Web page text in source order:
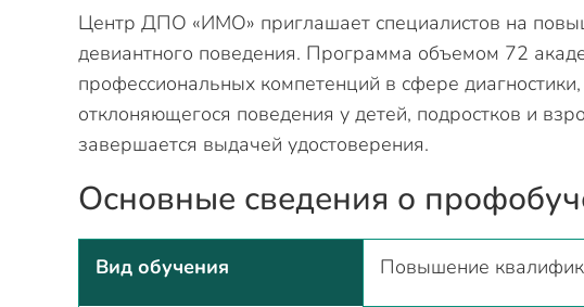
Центр ДПО «ИМО» приглашает специалистов на
девиантного поведения. Программа объемом 72
профессиональных компетенций в сфере
отклоняющегося поведения у детей, подростков и
завершается выдачей удостоверения.
Основные сведения о
Вид обучения Повышение